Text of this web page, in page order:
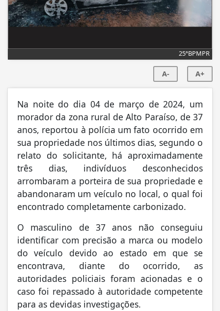
25ªBPMPR
A- A+
Na noite do dia 04 de março de 2024, um
morador da zona rural de Alto Paraíso, de 37
anos, reportou à polícia um fato ocorrido em
sua propriedade nos últimos dias, segundo o
relato do solicitante, há aproximadamente
três dias, indivíduos desconhecidos
arrombaram a porteira de sua propriedade e
abandonaram um veículo no local, o qual foi
encontrado completamente carbonizado.
O masculino de 37 anos não conseguiu
identificar com precisão a marca ou modelo
do veículo devido ao estado em que se
encontrava, diante do ocorrido, as
autoridades policiais foram acionadas e o
caso foi repassado à autoridade competente
para as devidas investigações.